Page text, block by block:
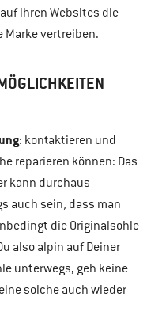
ihren Websites die
Marke vertreiben.
: kontaktieren und
reparieren können: Das
kann durchaus
auch sein, dass man
die Originalsohle
also alpin auf Deiner
unterwegs, geh keine
solche auch wieder